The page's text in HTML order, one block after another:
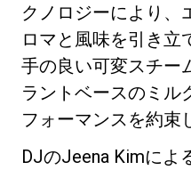
クノロジーにより、
ロマと風味を引き立
手の良い可変スチー
ラントベースのミル
フォーマンスを約束
DJのJeena Kimによ